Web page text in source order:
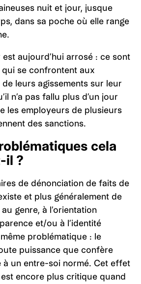
nuit et jour, jusque
dans sa poche où elle range
est aujourd’hui arrosé : ce sont
qui se confrontent aux
leurs agissements sur leur
n’a pas fallu plus d’un jour
les employeurs de plusieurs
des sanctions.
cela
il ?
de dénonciation de faits de
et plus généralement de
genre, à l’orientation
et/ou à l’identité
problématique : le
puissance que confère
à un entre-soi normé. Cet effet
encore plus critique quand